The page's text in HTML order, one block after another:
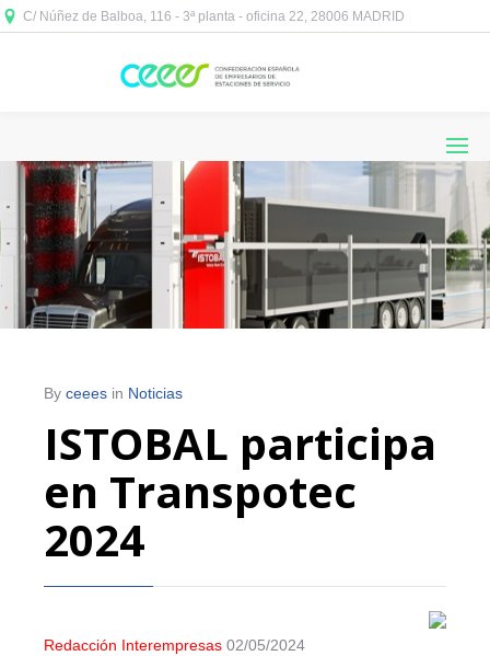
C/ Núñez de Balboa, 116 - 3ª planta - oficina 22, 28006 MADRID
By ceees in Noticias
ISTOBAL participa
en Transpotec
2024
Redacción Interempresas 02/05/2024